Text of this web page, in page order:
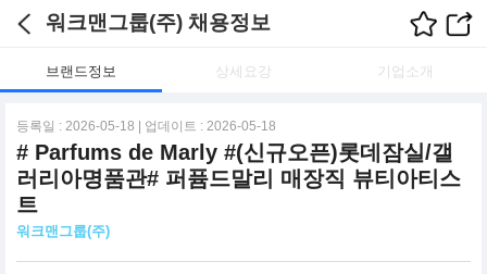
워크맨그룹(주) 채용정보
브랜드정보 상세요강 기업소개
등록일 : 2026-05-18 | 업데이트 : 2026-05-18
# Parfums de Marly #(신규오픈)롯데잠실/갤
러리아명품관# 퍼퓸드말리 매장직 뷰티아티스
트
워크맨그룹(주)